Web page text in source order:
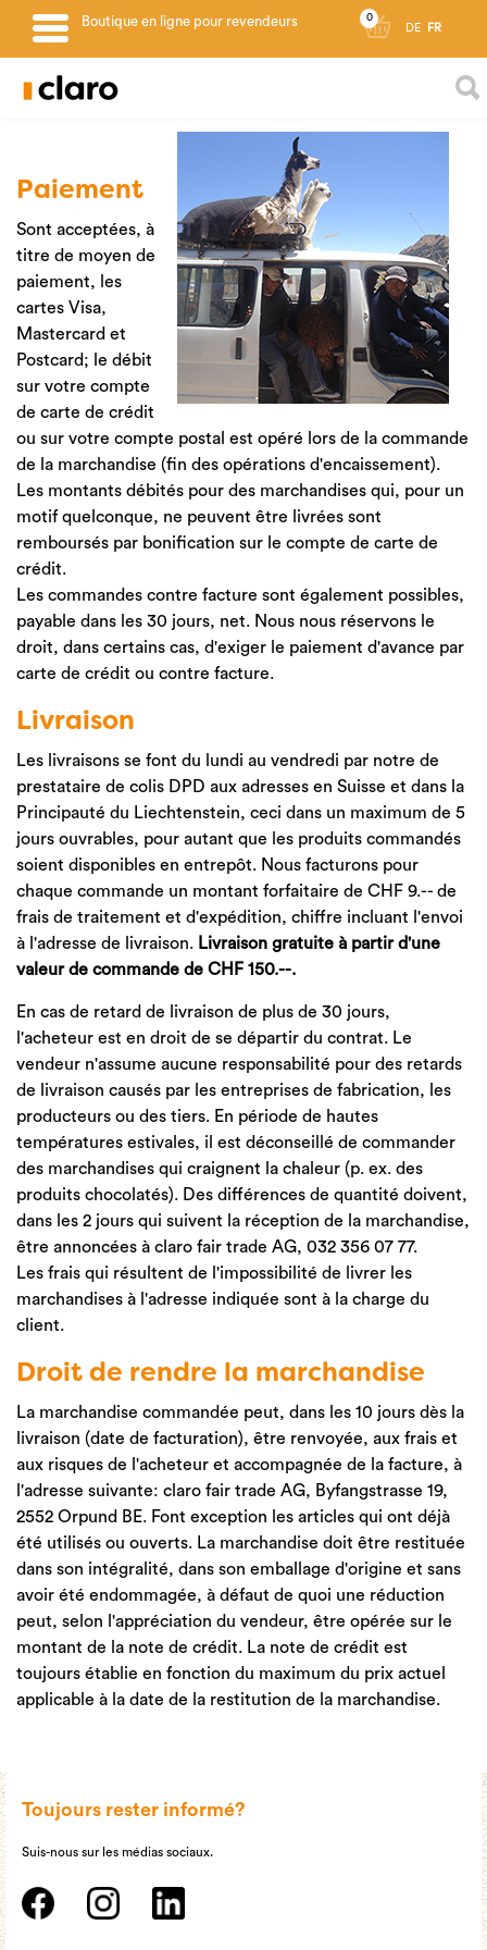
DE FR
0
Boutique en ligne pour revendeurs
Livraison & conditions de
paiement
Paiement
Sont acceptées, à
titre de moyen de
paiement, les
cartes Visa,
Mastercard et
Postcard; le débit
sur votre compte
de carte de crédit
ou sur votre compte postal est opéré lors de la commande
de la marchandise (fin des opérations d'encaissement).
Les montants débités pour des marchandises qui, pour un
motif quelconque, ne peuvent être livrées sont
remboursés par bonification sur le compte de carte de
crédit.
Les commandes contre facture sont également possibles,
payable dans les 30 jours, net. Nous nous réservons le
droit, dans certains cas, d'exiger le paiement d'avance par
carte de crédit ou contre facture.
Livraison
Les livraisons se font du lundi au vendredi par notre de
prestataire de colis DPD aux adresses en Suisse et dans la
Principauté du Liechtenstein, ceci dans un maximum de 5
jours ouvrables, pour autant que les produits commandés
soient disponibles en entrepôt. Nous facturons pour
chaque commande un montant forfaitaire de CHF 9.-- de
frais de traitement et d'expédition, chiffre incluant l'envoi
à l'adresse de livraison. Livraison gratuite à partir d'une
valeur de commande de CHF 150.--.
En cas de retard de livraison de plus de 30 jours,
l'acheteur est en droit de se départir du contrat. Le
vendeur n'assume aucune responsabilité pour des retards
de livraison causés par les entreprises de fabrication, les
producteurs ou des tiers. En période de hautes
températures estivales, il est déconseillé de commander
des marchandises qui craignent la chaleur (p. ex. des
produits chocolatés). Des différences de quantité doivent,
dans les 2 jours qui suivent la réception de la marchandise,
être annoncées à claro fair trade AG, 032 356 07 77.
Les frais qui résultent de l'impossibilité de livrer les
marchandises à l'adresse indiquée sont à la charge du
client.
Droit de rendre la marchandise
La marchandise commandée peut, dans les 10 jours dès la
livraison (date de facturation), être renvoyée, aux frais et
aux risques de l'acheteur et accompagnée de la facture, à
l'adresse suivante: claro fair trade AG, Byfangstrasse 19,
2552 Orpund BE. Font exception les articles qui ont déjà
été utilisés ou ouverts. La marchandise doit être restituée
dans son intégralité, dans son emballage d'origine et sans
avoir été endommagée, à défaut de quoi une réduction
peut, selon l'appréciation du vendeur, être opérée sur le
montant de la note de crédit. La note de crédit est
toujours établie en fonction du maximum du prix actuel
applicable à la date de la restitution de la marchandise.
Toujours rester informé?
Suis-nous sur les médias sociaux.